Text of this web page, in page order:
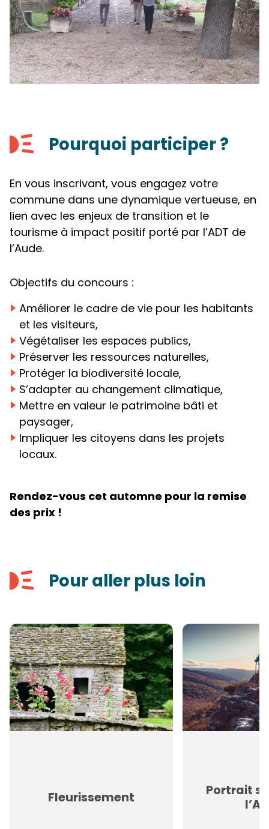
Pourquoi participer ?
En vous inscrivant, vous engagez votre
commune dans une dynamique vertueuse, en
lien avec les enjeux de transition et le
tourisme à impact positif porté par l’ADT de
l’Aude.
Objectifs du concours :
Améliorer le cadre de vie pour les habitants
et les visiteurs,
Végétaliser les espaces publics,
Préserver les ressources naturelles,
Protéger la biodiversité locale,
S’adapter au changement climatique,
Mettre en valeur le patrimoine bâti et
paysager,
Impliquer les citoyens dans les projets
locaux.
Rendez-vous cet automne pour la remise
des prix !
Pour aller plus loin
Fleurissement
Portrait